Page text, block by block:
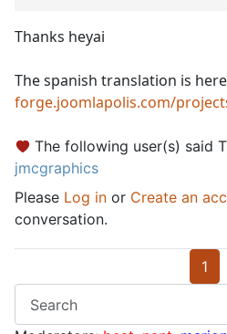
Thanks heyai
The spanish translation is here
forge.joomlapolis.com/
The following user(s) said
jmcgraphics
Please Log in or Create an
conversation.
1